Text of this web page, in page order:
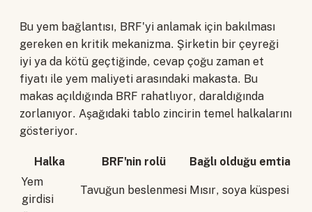
Bu yem bağlantısı, BRF'yi anlamak için bakılması
gereken en kritik mekanizma. Şirketin bir çeyreği
iyi ya da kötü geçtiğinde, cevap çoğu zaman et
fiyatı ile yem maliyeti arasındaki makasta. Bu
makas açıldığında BRF rahatlıyor, daraldığında
zorlanıyor. Aşağıdaki tablo zincirin temel halkalarını
gösteriyor.
Halka BRF'nin rolü
Bağlı olduğu emtia
Yem
girdisi
Tavuğun beslenmesi Mısır, soya küspesi